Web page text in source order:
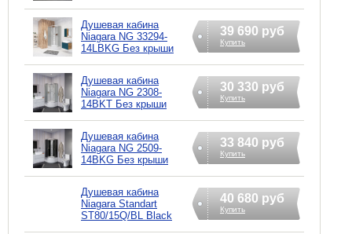
Душевая кабина
Niagara NG 33294-
14LBKG Без крыши
39 690 руб
Купить
Душевая кабина
Niagara NG 2308-
14BKT Без крыши
30 330 руб
Купить
Душевая кабина
Niagara NG 2509-
14BKG Без крыши
33 840 руб
Купить
Душевая кабина
Niagara Standart
ST80/15Q/BL Black
40 680 руб
Купить